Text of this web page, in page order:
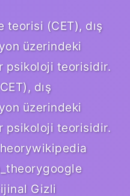
(CET), dış
üzerindeki
psikoloji teorisidir.
dış
üzerindeki
psikoloji teorisidir.
Gizli